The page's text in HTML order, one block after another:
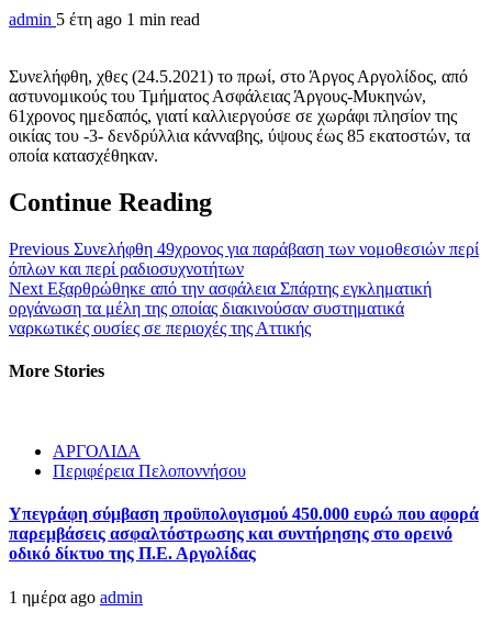
admin 5 έτη ago 1 min read
Συνελήφθη, χθες (24.5.2021) το πρωί, στο Άργος Αργολίδος, από
αστυνομικούς του Τμήματος Ασφάλειας Άργους-Μυκηνών,
61χρονος ημεδαπός, γιατί καλλιεργούσε σε χωράφι πλησίον της
οικίας του -3- δενδρύλλια κάνναβης, ύψους έως 85 εκατοστών, τα
οποία κατασχέθηκαν.
Continue Reading
Previous Συνελήφθη 49χρονος για παράβαση των νομοθεσιών περί
όπλων και περί ραδιοσυχνοτήτων
Next Εξαρθρώθηκε από την ασφάλεια Σπάρτης εγκληματική
οργάνωση τα μέλη της οποίας διακινούσαν συστηματικά
ναρκωτικές ουσίες σε περιοχές της Αττικής
More Stories
ΑΡΓΟΛΙΔΑ
Περιφέρεια Πελοποννήσου
Υπεγράφη σύμβαση προϋπολογισμού 450.000 ευρώ που αφορά
παρεμβάσεις ασφαλτόστρωσης και συντήρησης στο ορεινό
οδικό δίκτυο της Π.Ε. Αργολίδας
1 ημέρα ago admin